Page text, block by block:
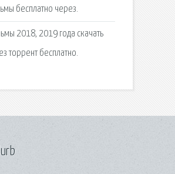
бесплатно через.
2018, 2019 года скачать
торрент бесплатно.